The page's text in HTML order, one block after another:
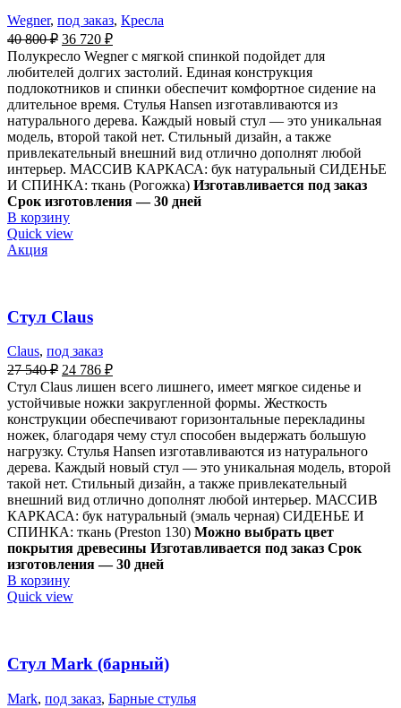
Wegner, под заказ, Кресла
40 800₽ 36 720 ₽
Полукресло Wegner с мягкой спинкой подойдет для
любителей долгих застолий. Единая конструкция
подлокотников и спинки обеспечит комфортное сидение на
длительное время. Стулья Hansen изготавливаются из
натурального дерева. Каждый новый стул — это уникальная
модель, второй такой нет. Стильный дизайн, а также
привлекательный внешний вид отлично дополнят любой
интерьер. МАССИВ КАРКАСА: бук натуральный СИДЕНЬЕ
И СПИНКА: ткань (Рогожка) Изготавливается под заказ
Срок изготовления — 30 дней
В корзину
Quick view
Акция
Стул Claus
Claus, под заказ
27 540₽ 24 786 ₽
Стул Claus лишен всего лишнего, имеет мягкое сиденье и
устойчивые ножки закругленной формы. Жесткость
конструкции обеспечивают горизонтальные перекладины
ножек, благодаря чему стул способен выдержать большую
нагрузку. Стулья Hansen изготавливаются из натурального
дерева. Каждый новый стул — это уникальная модель, второй
такой нет. Стильный дизайн, а также привлекательный
внешний вид отлично дополнят любой интерьер. МАССИВ
КАРКАСА: бук натуральный (эмаль черная) СИДЕНЬЕ И
СПИНКА: ткань (Preston 130) Можно выбрать цвет
покрытия древесины Изготавливается под заказ Срок
изготовления — 30 дней
В корзину
Quick view
Стул Mark (барный)
Mark, под заказ, Барные стулья